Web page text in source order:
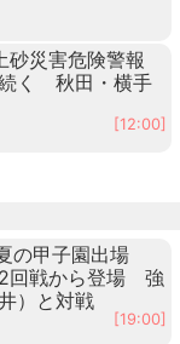
砂災害危険警報
く 秋田・横手
[12:00]
の甲子園出場
回戦から登場 強
）と対戦
[19:00]